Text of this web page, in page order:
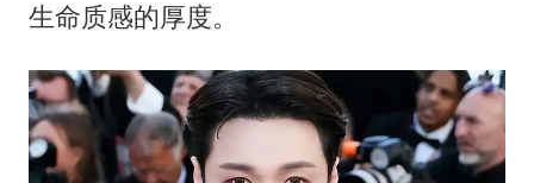
生命质感的厚度。